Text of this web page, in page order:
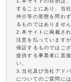
することにあり、当
仲介等の形態を問わ
るものではありません
2.本サイトに掲載さ
注意を払っています
保証するものではご
提供する事業者に直
い。
3.当社及び当社アド
についてのご質問に